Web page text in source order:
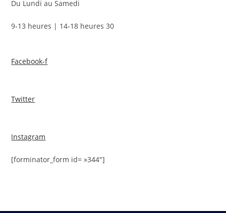
Du Lundi au Samedi
9-13 heures | 14-18 heures 30
Facebook-f
Twitter
Instagram
[forminator_form id= »344″]